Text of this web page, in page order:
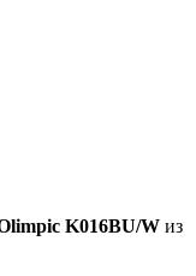
K016BU/W из